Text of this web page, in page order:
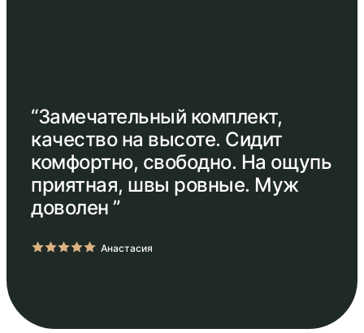
“Замечательный комплект,
качество на высоте. Сидит
комфортно, свободно. На ощупь
приятная, швы ровные. Муж
доволен ”
Анастасия